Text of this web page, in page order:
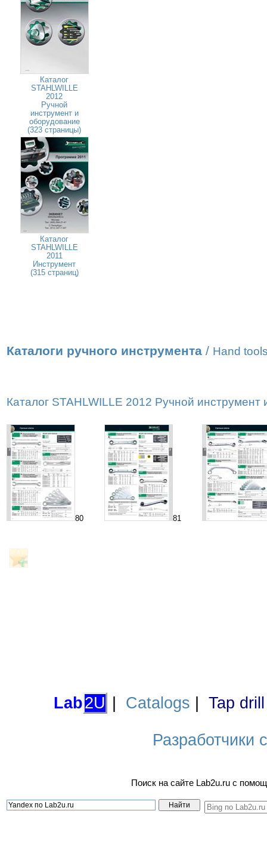
Каталог
STAHLWILLE
2012
Ручной
инструмент и
оборудование
(323 страницы)
Каталог
STAHLWILLE
2011
Инструмент
(315 страниц)
Каталоги ручного инструмента / Hand
Каталог STAHLWILLE 2012 Ручной инструмент
80 81
Lab2U Catalogs Tap
Разработчики
Поиск на сайте Lab2u.ru с